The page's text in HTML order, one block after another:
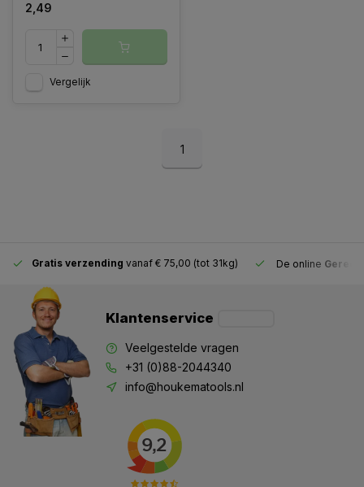
2,49
Vergelijk
1
Gratis verzending vanaf € 75,00 (tot 31kg) De online
Klantenservice
Veelgestelde vragen
+31 (0)88-2044340
info@houkematools.nl